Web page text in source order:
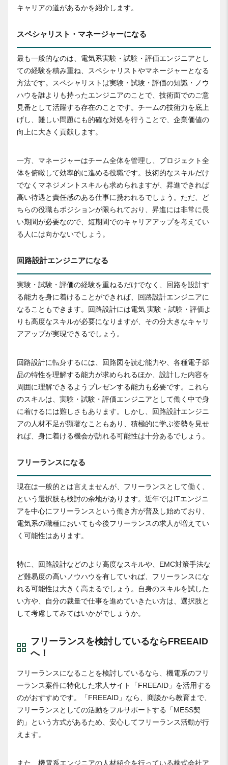
キャリアの道があるかを紹介します。
スペシャリスト・マネージャーになる
最も一般的なのは、電気系実験・試験・評価エンジニアとし
ての経験を積み重ね、スペシャリストやマネージャーとなる
方法です。スペシャリストは実験・試験・評価の知識・ノウ
ハウを誰よりも持ったエンジニアのことで、技術面でのご意
見番として活躍する存在のことです。チームの技術力を底上
げし、難しい問題にも的確な対処を行うことで、企業価値の
向上に大きく貢献します。
一方、マネージャーはチーム全体を管理し、プロジェクト全
体を俯瞰して効率的に進める役職です。技術的なスキルだけ
でなくマネジメントスキルも求められますが、昇進できれば
高い待遇と責任感のある仕事に携われるでしょう。ただ、ど
ちらの役職もポジションが限られており、昇進には非常に長
い期間が必要なので、短期間でのキャリアアップを考えてい
る人には向かないでしょう。
回路設計エンジニアになる
実験・試験・評価の経験を重ねるだけでなく、回路を設計す
る能力を身に着けることができれば、回路設計エンジニアに
なることもできます。回路設計には電気 実験・試験・評価よ
りも高度なスキルが必要になりますが、その分大きなキャリ
アアップが実現できるでしょう。
回路設計に転身するには、回路図を読む能力や、各種電子部
品の特性を理解する能力が求められるほか、設計した内容を
周囲に理解できるようプレゼンする能力も必要です。これら
のスキルは、実験・試験・評価エンジニアとして働く中で身
に着けるには難しさもあります。しかし、回路設計エンジニ
アの人材不足が顕著なこともあり、積極的に学ぶ姿勢を見せ
れば、身に着ける機会が訪れる可能性は十分あるでしょう。
フリーランスになる
現在は一般的とは言えませんが、フリーランスとして働く、
という選択肢も検討の余地があります。近年ではITエンジニ
アを中心にフリーランスという働き方が普及し始めており、
電気系の職種においても今後フリーランスの求人が増えてい
く可能性はあります。
特に、回路設計などのより高度なスキルや、EMC対策手法な
ど難易度の高いノウハウを有していれば、フリーランスにな
れる可能性は大きく高まるでしょう。自身のスキルを試した
い方や、自分の裁量で仕事を進めていきたい方は、選択肢と
して考慮してみてはいかがでしょうか。
フリーランスを検討しているならFREEAID
へ！
フリーランスになることを検討しているなら、機電系のフリ
ーランス案件に特化した求人サイト「FREEAID」を活用する
のがおすすめです。「FREEAID」なら、商談から教育まで、
フリーランスとしての活動をフルサポートする「MESS契
約」という方式があるため、安心してフリーランス活動が行
えます。
また、機電系エンジニアの人材紹介を行っている株式会社ア